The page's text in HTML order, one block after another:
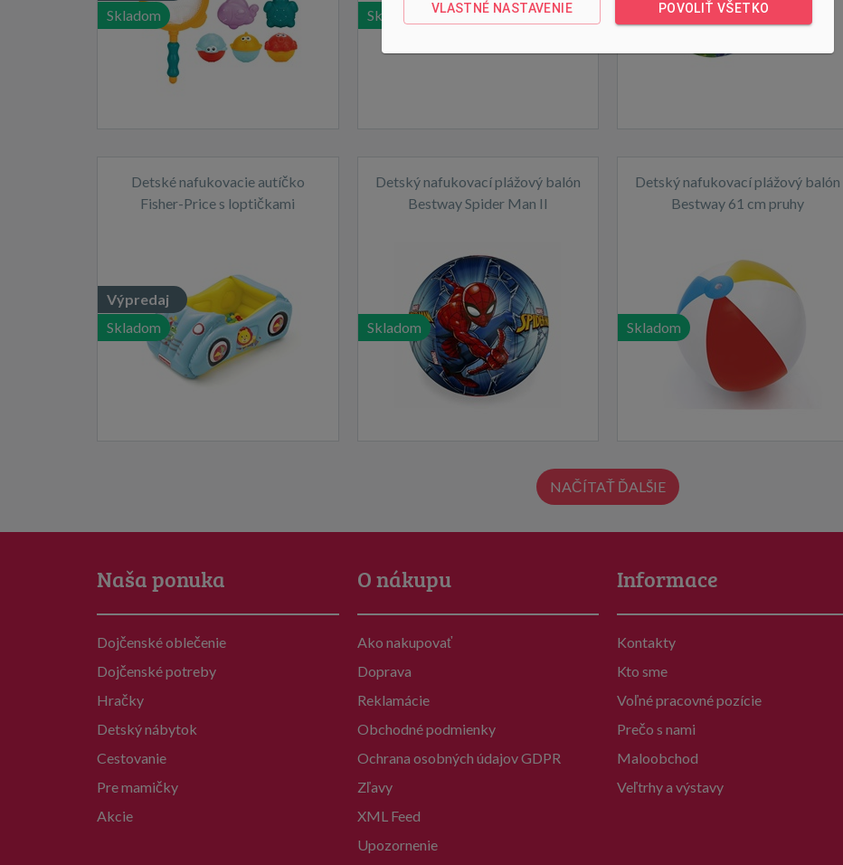
Skladom
Skladom Skladom
Detské nafukovacie autíčko
Fisher-Price s loptičkami
Výpredaj
Skladom
Detský nafukovací plážový balón
Bestway Spider Man II
Skladom
Detský nafukovací plážový balón
Bestway 61 cm pruhy
Skladom
NAČÍTAŤ ĎALŠIE
Naša ponuka
Dojčenské oblečenie
Dojčenské potreby
Hračky
Detský nábytok
Cestovanie
Pre mamičky
Akcie
O nákupu
Ako nakupovať
Doprava
Reklamácie
Obchodné podmienky
Ochrana osobných údajov GDPR
Zľavy
XML Feed
Upozornenie
Informace
Kontakty
Kto sme
Voľné pracovné pozície
Prečo s nami
Maloobchod
Veľtrhy a výstavy
VLASTNÉ NASTAVENIE POVOLIŤ VŠETKO